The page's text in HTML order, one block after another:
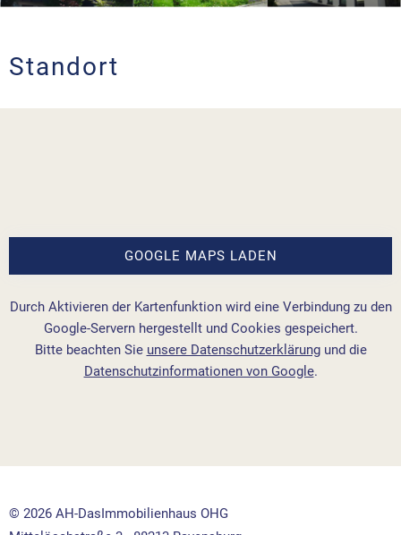
Standort
GOOGLE MAPS LADEN
Durch Aktivieren der Kartenfunktion wird eine Verbindung zu den
Google-Servern hergestellt und Cookies gespeichert.
Bitte beachten Sie unsere Datenschutzerklärungund die
Datenschutzinformationen von Google.
© 2026 AH-DasImmobilienhaus OHG